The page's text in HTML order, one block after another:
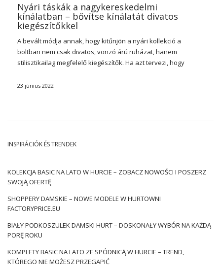
Nyári táskák a nagykereskedelmi
kínálatban – bővítse kínálatát divatos
kiegészítőkkel
A bevált módja annak, hogy kitűnjön a nyári kollekció a
boltban nem csak divatos, vonzó árú ruházat, hanem
stilisztikailag megfelelő kiegészítők. Ha azt tervezi, hogy
nagykereskedelmi
Az idei tavaszi/nyári szezonra az elegáns kiegészítők gyártói
kifutóinak trendjei inspiráltak. Az online nagykereskedelmi
gazdagíthatja kínálatát valódi divatbemutatókkal. A divatipar
növekvő versenyének korszakában a divatkiegészítők
gondosan átgondolt gyűjteménye válhat a kulcsa a jobb
értékesítési eredmények elérésének. Milyen táskák lesznek a
tetején az idei nyár folyamán? Erről az alábbi szöveg
elolvasásával megtudhatja.
Stílusos táskák nyárra –
vásároljon olcsóbban online!
23 június 2022
INSPIRÁCIÓK ÉS TRENDEK
KOLEKCJA BASIC NA LATO W HURCIE – ZOBACZ NOWOŚCI I POSZERZ
SWOJĄ OFERTĘ
SHOPPERY DAMSKIE – NOWE MODELE W HURTOWNI
FACTORYPRICE.EU
BIAŁY PODKOSZULEK DAMSKI HURT – DOSKONAŁY WYBÓR NA KAŻDĄ
PORĘ ROKU
KOMPLETY BASIC NA LATO ZE SPÓDNICĄ W HURCIE – TREND,
KTÓREGO NIE MOŻESZ PRZEGAPIĆ